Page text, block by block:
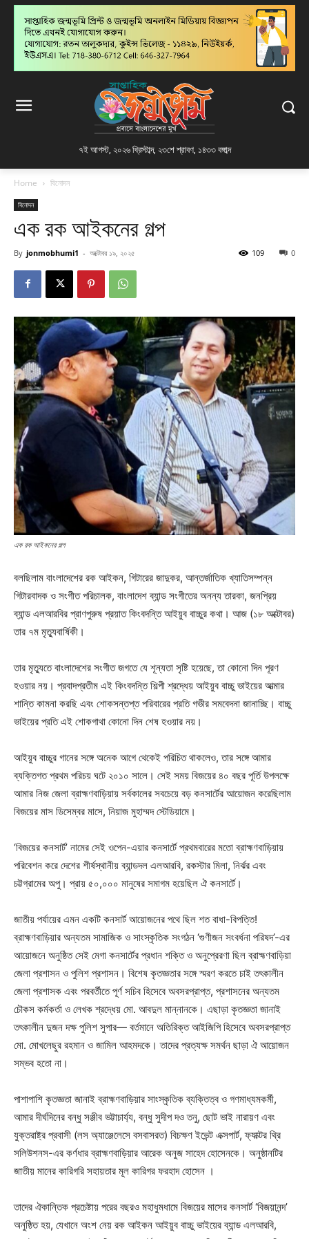
৭ই আগস্ট, ২০২৬ খ্রিস্টাব্দ, ২৩শে শ্রাবণ, ১৪৩৩ বঙ্গাব্দ
Home বিনোদন
বিনোদন
এক রক আইকনের গল্প
By jonmobhumi1 - অক্টোবর ১৯, ২০২৫ 0
109
এক রক আইকনের গল্প
বলছিলাম বাংলাদেশের রক আইকন, গিটারের জাদুকর, আন্তর্জাতিক খ্যাতিসম্পন্ন
গিটারবাদক ও সংগীত পরিচালক, বাংলাদেশ ব্যান্ড সংগীতের অনন্য তারকা, জনপ্রিয়
ব্যান্ড এলআরবির প্রাণপুরুষ প্রয়াত কিংবদন্তি আইয়ুব বাচ্চুর কথা। আজ (১৮ অক্টোবর)
তার ৭ম মৃত্যুবার্ষিকী।
তার মৃত্যুতে বাংলাদেশের সংগীত জগতে যে শূন্যতা সৃষ্টি হয়েছে, তা কোনো দিন পূরণ
হওয়ার নয়। প্রবাদপ্রতীম এই কিংবদন্তি শিল্পী শ্রদ্ধেয় আইয়ুব বাচ্চু ভাইয়ের আত্মার
শান্তি কামনা করছি এবং শোকসন্তপ্ত পরিবারের প্রতি গভীর সমবেদনা জানাচ্ছি। বাচ্চু
ভাইয়ের প্রতি এই শোকগাথা কোনো দিন শেষ হওয়ার নয়।
আইয়ুব বাচ্চুর গানের সঙ্গে অনেক আগে থেকেই পরিচিত থাকলেও, তার সঙ্গে আমার
ব্যক্তিগত প্রথম পরিচয় ঘটে ২০১০ সালে। সেই সময় বিজয়ের ৪০ বছর পূর্তি উপলক্ষে
আমার নিজ জেলা ব্রাহ্মণবাড়িয়ায় সর্বকালের সবচেয়ে বড় কনসার্টের আয়োজন করেছিলাম
বিজয়ের মাস ডিসেম্বর মাসে, নিয়াজ মুহাম্মদ স্টেডিয়ামে।
‘বিজয়ের কনসার্ট’ নামের সেই ওপেন-এয়ার কনসার্টে প্রথমবারের মতো ব্রাহ্মণবাড়িয়ায়
পরিবেশন করে দেশের শীর্ষস্থানীয় ব্যান্ডদল এলআরবি, রকস্টার মিলা, নির্ঝর এবং
চট্টগ্রামের অপু। প্রায় ৫০,০০০ মানুষের সমাগম হয়েছিল ঐ কনসার্টে।
জাতীয় পর্যায়ের এমন একটি কনসার্ট আয়োজনের পথে ছিল শত বাধা-বিপত্তি!
ব্রাহ্মণবাড়িয়ার অন্যতম সামাজিক ও সাংস্কৃতিক সংগঠন ‘গুণীজন সংবর্ধনা পরিষদ’-এর
আয়োজনে অনুষ্ঠিত সেই মেগা কনসার্টের প্রধান শক্তি ও অনুপ্রেরণা ছিল ব্রাহ্মণবাড়িয়া
জেলা প্রশাসন ও পুলিশ প্রশাসন। বিশেষ কৃতজ্ঞতার সঙ্গে স্মরণ করতে চাই তৎকালীন
জেলা প্রশাসক এবং পরবর্তীতে পূর্ণ সচিব হিসেবে অবসরপ্রাপ্ত, প্রশাসনের অন্যতম
চৌকস কর্মকর্তা ও লেখক শ্রদ্ধেয় মো. আবদুল মান্নানকে। এছাড়া কৃতজ্ঞতা জানাই
তৎকালীন দুজন দক্ষ পুলিশ সুপার— বর্তমানে অতিরিক্ত আইজিপি হিসেবে অবসরপ্রাপ্ত
মো. মোখলেছুর রহমান ও জামিল আহমদকে। তাদের প্রত্যক্ষ সমর্থন ছাড়া ঐ আয়োজন
সম্ভব হতো না।
পাশাপাশি কৃতজ্ঞতা জানাই ব্রাহ্মণবাড়িয়ার সাংস্কৃতিক ব্যক্তিত্ব ও গণমাধ্যমকর্মী,
আমার দীর্ঘদিনের বন্ধু সঞ্জীব ভট্টাচার্য্য, বন্ধু সুদীপ দও তনু, ছোট ভাই নারায়ণ এবং
যুক্তরাষ্ট্র প্রবাসী (লস অ্যাঞ্জেলেসে বসবাসরত) বিচক্ষণ ইভেন্ট এক্সপার্ট, ফ্যাক্টর থ্রি
সলিউশনস-এর কর্ণধার ব্রাহ্মণবাড়িয়ার আরেক অনুজ সাহেদ হোসেনকে। অনুষ্ঠানটির
জাতীয় মানের কারিগরি সহায়তার মূল কারিগর ফরহাদ হোসেন ।
তাদের ঐকান্তিক প্রচেষ্টায় পরের বছরও মহাধুমধামে বিজয়ের মাসের কনসার্ট ‘বিজয়ানন্দ’
অনুষ্ঠিত হয়, যেখানে অংশ নেয় রক আইকন আইয়ুব বাচ্চু ভাইয়ের ব্যান্ড এলআরবি,